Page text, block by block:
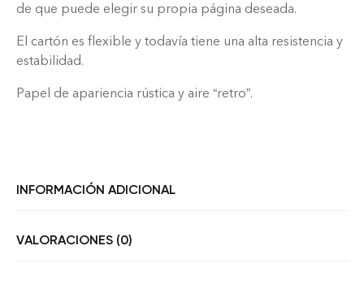
de que puede elegir su propia página deseada.
El cartón es flexible y todavía tiene una alta resistencia y
estabilidad.
Papel de apariencia rústica y aire “retro”.
INFORMACIÓN ADICIONAL
VALORACIONES (0)